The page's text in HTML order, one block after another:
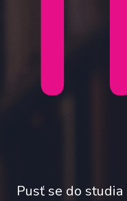
Pusť se do